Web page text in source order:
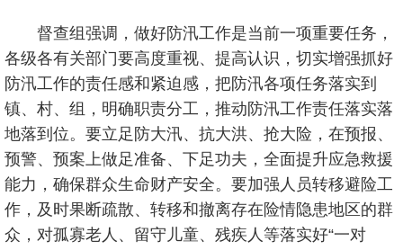
督查组强调，做好防汛工作是当前一项重要任务，
各级各有关部门要高度重视、提高认识，切实增强抓好
防汛工作的责任感和紧迫感，把防汛各项任务落实到
镇、村、组，明确职责分工，推动防汛工作责任落实落
地落到位。要立足防大汛、抗大洪、抢大险，在预报、
预警、预案上做足准备、下足功夫，全面提升应急救援
能力，确保群众生命财产安全。要加强人员转移避险工
作，及时果断疏散、转移和撤离存在险情隐患地区的群
众，对孤寡老人、留守儿童、残疾人等落实好“一对